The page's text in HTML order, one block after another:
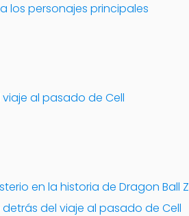
los personajes principales
al pasado de Cell
en la historia de Dragon Ball Z
del viaje al pasado de Cell